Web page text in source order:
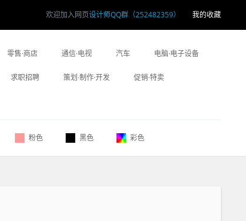
我的收藏
欢迎加入网页设计师QQ群（252482359）
零售·商店 通信·电视 汽车 电脑·电子设备
求职招聘 策划·制作·开发 促销·特卖
粉色 黑色 彩色